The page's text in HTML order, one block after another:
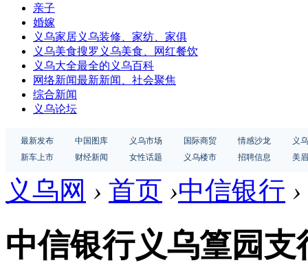
亲子
婚嫁
义乌家居义乌装修、家纺、家俱
义乌美食搜罗义乌美食、网红餐饮
义乌大全最全的义乌百科
网络新闻最新新闻、社会聚焦
综合新闻
义乌论坛
最新发布 中国图库 义乌市场 国际商贸 情感沙龙
义
新车上市
财经新闻 女性话题 义乌楼市 招聘信息 美
义乌网 › 首页 ›中信银行 ›
中信银行义乌篁园